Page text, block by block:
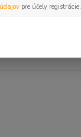
pre účely registrácie.